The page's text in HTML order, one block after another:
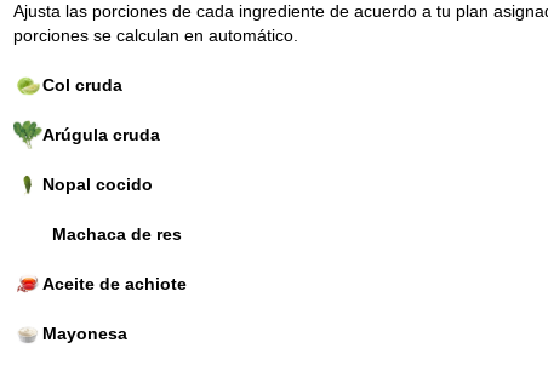
Ajusta las porciones de cada ingrediente de acuerdo a tu plan
porciones se calculan en automático.
Col cruda
Arúgula cruda
Nopal cocido
Machaca de res
Aceite de achiote
Mayonesa